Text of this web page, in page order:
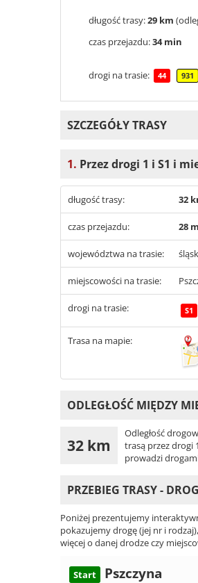
długość trasy:29 km
czas przejazdu:34 min
drogi na trasie: 44 931
SZCZEGÓŁY TRASY
1. Przez drogi 1 i S1 i
długość trasy: 32
czas przejazdu: 28
województwa na trasie:
miejscowości na trasie:
drogi na trasie: S1
Trasa na mapie:
ODLEGŁOŚĆ MIĘDZY
32 km
Odległość
trasą przez drogi
prowadzi
PRZEBIEG TRASY -
Poniżej prezentujemy
pokazujemy drogę (jej nr i
więcej o danej drodze czy
Start Pszczyna